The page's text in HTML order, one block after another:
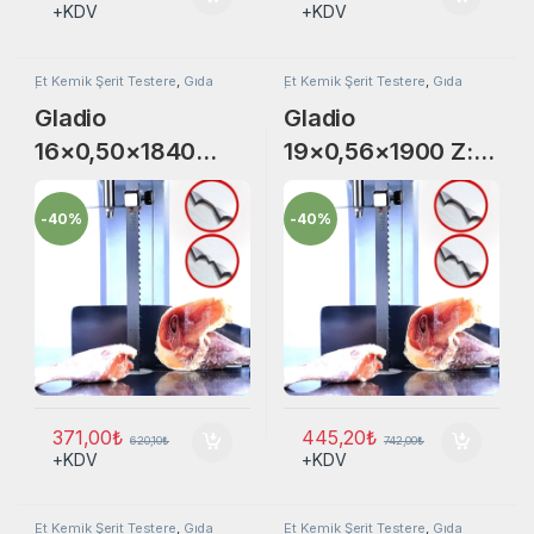
+KDV +KDV
Et Kemik Şerit Testere Gıda
İşleme
Gladio
16×0,50×1840
Z:3/TPI. Arı-
Boğaziçi-Bosfor-
Mateka-HNC-
King-Koç
-40%
371,00₺ 620,10₺
+KDV
Et Kemik Şerit Testere Gıda
İşleme
Gladio
19×0,56×1900 Z:
2+C Wario/TPI.
GGM Gastro KSH
1900
-40%
445,20₺ 742,00₺
+KDV
Et Kemik Şerit Testere, Gıda Et Kemik Şerit Testere, Gıda